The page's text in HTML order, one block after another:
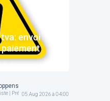
tva: envoi
paiement
| Président @ AFPC
05 Aug 2026 à 04:00